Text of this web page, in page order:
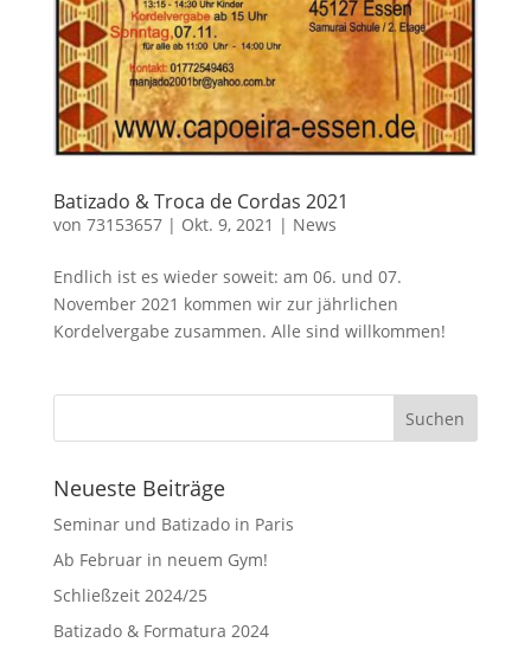
Batizado & Troca de Cordas 2021
von 73153657| Okt. 9, 2021 | News
Endlich ist es wieder soweit: am 06. und 07.
November 2021 kommen wir zur jährlichen
Kordelvergabe zusammen. Alle sind willkommen!
Neueste Beiträge
Seminar und Batizado in Paris
Ab Februar in neuem Gym!
Schließzeit 2024/25
Batizado & Formatura 2024